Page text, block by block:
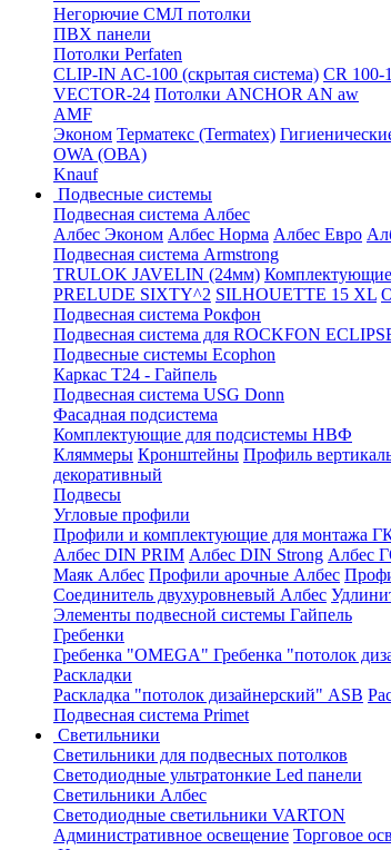
Негорючие СМЛ потолки
ПВХ панели
Потолки Perfaten
CLIP-IN AC-100 (скрытая система) CR 100-
VECTOR-24 Потолки ANCHOR AN aw
AMF
Эконом Терматекс (Termatex)
OWA (ОВА)
Knauf
Подвесные системы
Подвесная система Албес
Албес Эконом Албес Норма Албес Евро
Подвесная система Armstrong
TRULOK JAVELIN (24мм)
PRELUDE SIXTY^2 SILHOUETTE 15 XL
Подвесная система Рокфон
Подвесная система для ROCKFON
Подвесные системы Ecophon
Каркас Т24 - Гайпель
Подвесная система USG Donn
Фасадная подсистема
Комплектующие для подсистемы НВФ
Кляммеры Кронштейны Профиль
декоративный
Подвесы
Угловые профили
Профили и комплектующие для монтажа
Албес DIN PRIM Албес DIN Strong Албес
Маяк Албес Профили арочные Албес
Соединитель двухуровневый Албес
Элементы подвесной системы Гайпель
Гребенки
Гребенка "OMEGA" Гребенка "потолок
Раскладки
Раскладка "потолок дизайнерский" ASB
Подвесная система Primet
Светильники
Светильники для подвесных потолков
Светодиодные ультратонкие Led панели
Светильники Албес
Светодиодные светильники VARTON
Административное освещение Торговое